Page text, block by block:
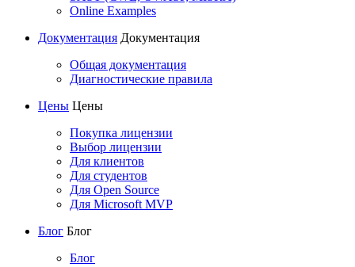
Online Examples
Документация Документация
Общая документация
Диагностические правила
Цены Цены
Покупка лицензии
Выбор лицензии
Для клиентов
Для студентов
Для Open Source
Для Microsoft MVP
Блог Блог
Блог